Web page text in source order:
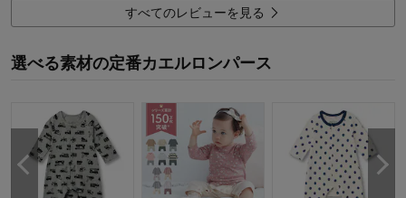
乗り物柄と星柄を買いましたが、星柄は汚したので単体で洗っ
たら水が青くなったので色落ちします。気付いてなかったので
と思いました。
1 人が参考になりました 参考になった
5.0
すべてのレビューを見る
選べる素材の定番カエルロンパース